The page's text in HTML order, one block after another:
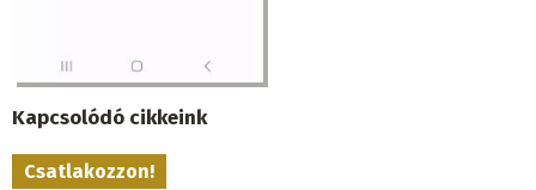
Kapcsolódó cikkeink
Csatlakozzon!